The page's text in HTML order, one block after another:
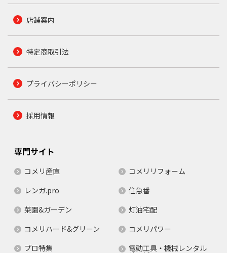
店舗案内
特定商取引法
プライバシーポリシー
採用情報
専門サイト
コメリ産直
コメリリフォーム
レンガ.pro
住急番
菜園&ガーデン
灯油宅配
コメリハード&グリーン
コメリパワー
プロ特集
電動工具・機械レンタル